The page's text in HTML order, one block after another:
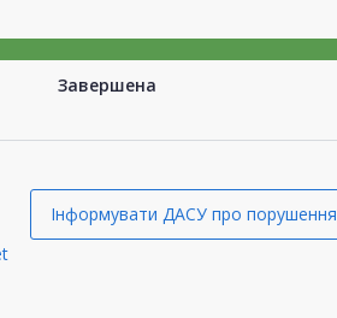
Завершена
Інформувати ДАСУ про порушення